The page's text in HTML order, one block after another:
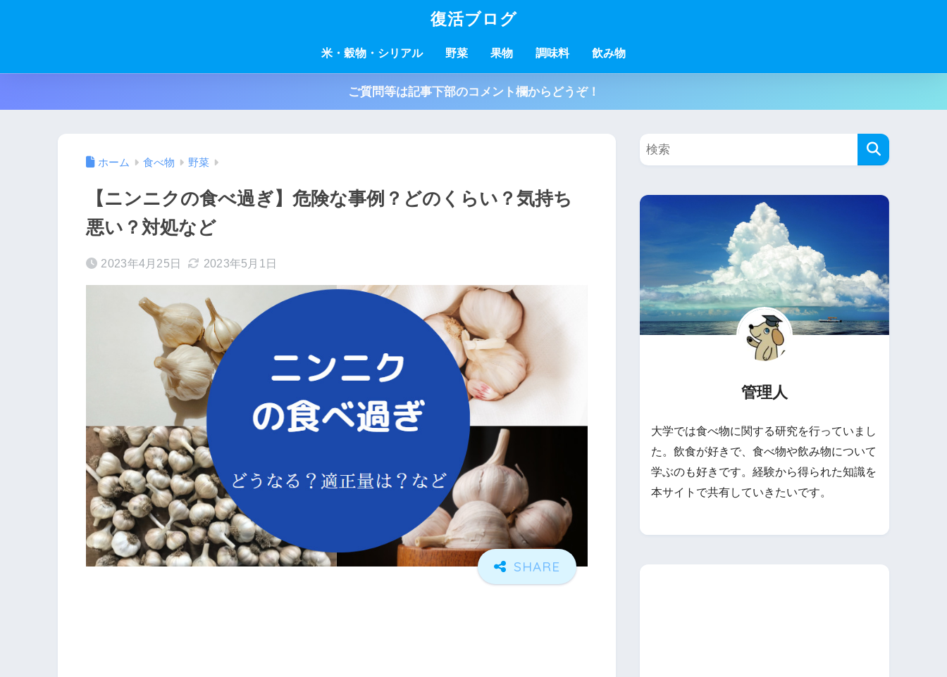
復活ブログ
米・穀物・シリアル 野菜 果物 調味料 飲み物
ご質問等は記事下部のコメント欄からどうぞ！
ホーム 食べ物 野菜
【ニンニクの食べ過ぎ】危険な事例？どのくらい？気持ち
悪い？対処など
2023年4月25日 2023年5月1日
管理人
大学では食べ物に関する研究を行っていまし
た。飲食が好きで、食べ物や飲み物について
学ぶのも好きです。経験から得られた知識を
本サイトで共有していきたいです。